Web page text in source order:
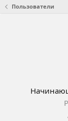
Пользователи